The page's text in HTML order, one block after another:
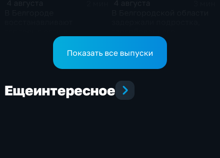
Заводском переулке
Украиной через чат
Показать все выпуски
Ещеинтересное